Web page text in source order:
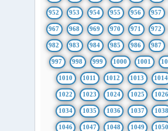
952 953 954 955 956 957
967 968 969 970 971 972
982 983 984 985 986 987
997 998 999 1000 1001
1010 1011 1012 1013 1014
1022 1023 1024 1025 1026
1034 1035 1036 1037 1038
1046 1047 1048 1049 1050